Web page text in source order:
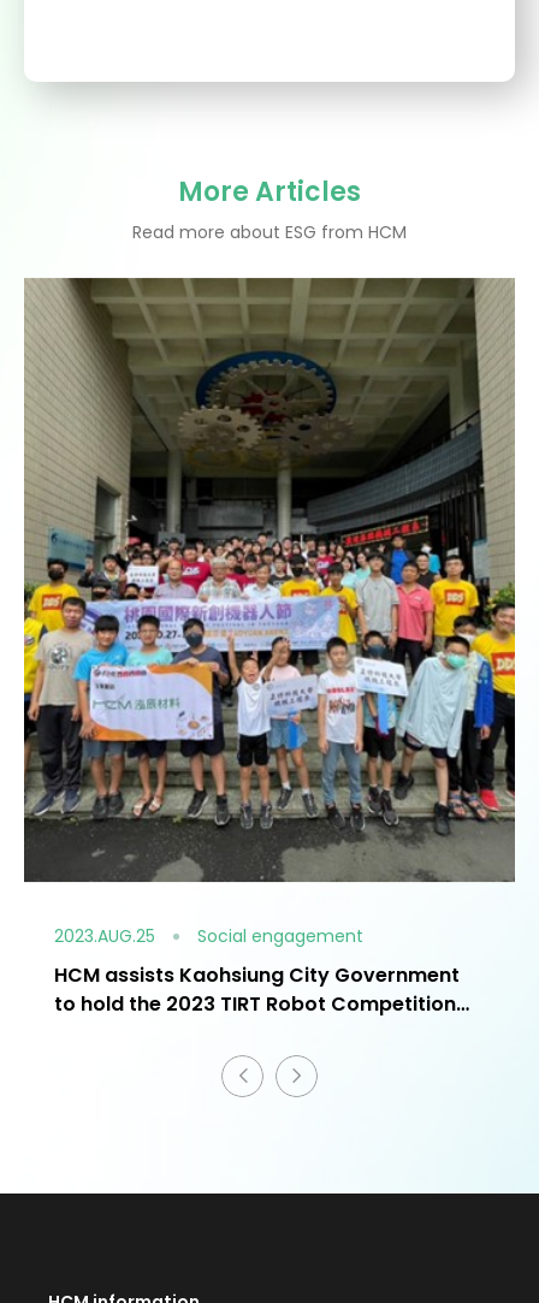
More Articles
Read more about ESG from HCM
2023.AUG.25 Social engagement
HCM assists Kaohsiung City Government
to hold the 2023 TIRT Robot Competition